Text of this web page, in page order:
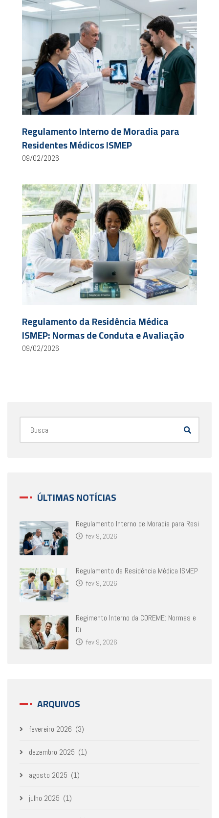
Regulamento Interno de Moradia para
Residentes Médicos ISMEP
09/02/2026
Regulamento da Residência Médica
ISMEP: Normas de Conduta e Avaliação
09/02/2026
ÚLTIMAS NOTÍCIAS
Regulamento Interno de Moradia para Resi
fev 9, 2026
Regulamento da Residência Médica ISMEP
fev 9, 2026
Regimento Interno da COREME: Normas e
Di
fev 9, 2026
ARQUIVOS
fevereiro 2026 (3)
dezembro 2025 (1)
agosto 2025 (1)
julho 2025 (1)